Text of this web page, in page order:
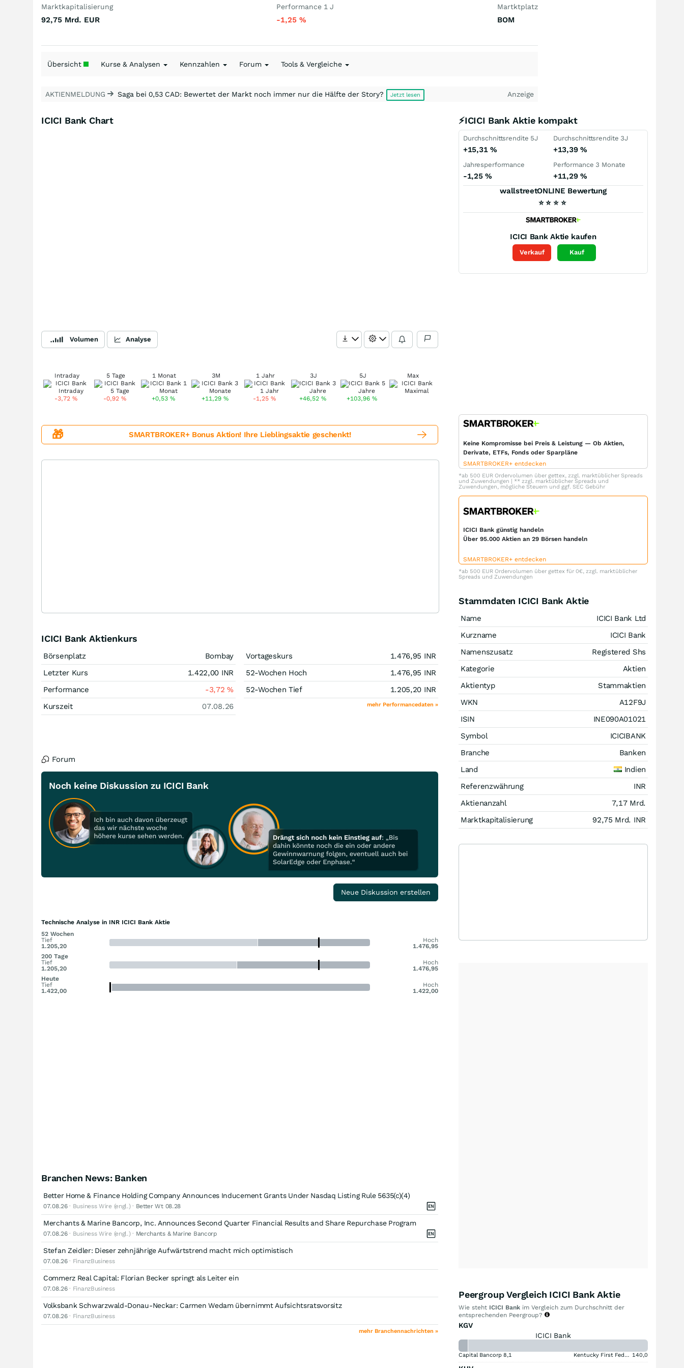
Marktkapitalisierung
92,75 Mrd. EUR
Performance 1 J
-1,25 %
Martktplatz
BOM
Übersicht Kurse & Analysen Kennzahlen Forum Tools & Vergleiche
AKTIENMELDUNG Saga bei 0,53 CAD: Bewertet der Markt noch immer nur die Hälfte der Story? Jetzt lesen Anzeige
ICICI Bank Chart
Volumen Analyse
Intraday
-3,72 %
5 Tage
-0,92 %
1 Monat
+0,53 %
3M
+11,29 %
1 Jahr
-1,25%
3J
+46,52 %
5J
+103,96 %
Max
⚡ICICI Bank Aktie kompakt
Durchschnittsrendite 5J
+15,31 %
Durchschnittsrendite 3J
+13,39 %
Jahresperformance
-1,25%
Performance 3 Monate
+11,29 %
wallstreetONLINE Bewertung
⭐ ⭐ ⭐ ⭐
ICICI Bank Aktie kaufen
Verkauf Kauf
🎁 SMARTBROKER+ Bonus Aktion! Ihre Lieblingsaktie geschenkt!
ICICI Bank Aktienkurs
Börsenplatz
Bombay
Letzter Kurs
1.422,00 INR
Performance
-3,72%
Kurszeit
07.08.26
Vortageskurs 1.476,95 INR
52-Wochen Hoch
1.476,95 INR
52-Wochen Tief
1.205,20 INR
mehr Performancedaten »
Forum
Noch keine Diskussion zu ICICI Bank
Neue Diskussion erstellen
Technische Analyse in INR ICICI Bank Aktie
52 Wochen
Tief
1.205,20
Hoch
1.476,95
200 Tage
Tief
1.205,20
Hoch
1.476,95
Heute
Tief
1.422,00
Hoch
1.422,00
Branchen News: Banken
Better Home & Finance Holding Company Announces Inducement Grants Under Nasdaq Listing Rule 5635(c)(4)
07.08.26· Business Wire (engl.) · Better Wt 08.28
Merchants & Marine Bancorp, Inc. Announces Second Quarter Financial Results and Share Repurchase Program
07.08.26· Business Wire (engl.) · Merchants & Marine Bancorp
Stefan Zeidler: Dieser zehnjährige Aufwärtstrend macht mich optimistisch
07.08.26· FinanzBusiness
Commerz Real Capital: Florian Becker springt als Leiter ein
07.08.26· FinanzBusiness
Volksbank Schwarzwald-Donau-Neckar: Carmen Wedam übernimmt Aufsichtsratsvorsitz
07.08.26· FinanzBusiness
mehr Branchennachrichten »
Keine Kompromisse bei Preis & Leistung — Ob Aktien,
Derivate, ETFs, Fonds oder Sparpläne
SMARTBROKER+ entdecken
*ab 500 EUR Ordervolumen über gettex, zzgl. marktüblicher Spreads
und Zuwendungen | ** zzgl. marktüblicher Spreads und
Zuwendungen, mögliche Steuern und ggf. SEC Gebühr
ICICI Bank günstig handeln
Über 95.000 Aktien an 29 Börsen handeln
SMARTBROKER+ entdecken
*ab 500 EUR Ordervolumen über gettex für 0€, zzgl. marktüblicher
Spreads und Zuwendungen
Stammdaten ICICI Bank Aktie
Name
ICICI Bank Ltd
Kurzname
ICICI Bank
Namenszusatz
Registered Shs
Kategorie
Aktien
Aktientyp
Stammaktien
WKN
A12F9J
ISIN
INE090A01021
Symbol
ICICIBANK
Branche
Banken
Land
Indien
Referenzwährung
INR
Aktienanzahl
7,17 Mrd.
Marktkapitalisierung
92,75 Mrd. INR
Peergroup Vergleich ICICI Bank Aktie
Wie steht ICICI Bank im Vergleich zum Durchschnitt der
entsprechenden Peergroup?
KGV
ICICI Bank
Capital Bancorp 8,1 Kentucky First Federal Bancorp 140,0